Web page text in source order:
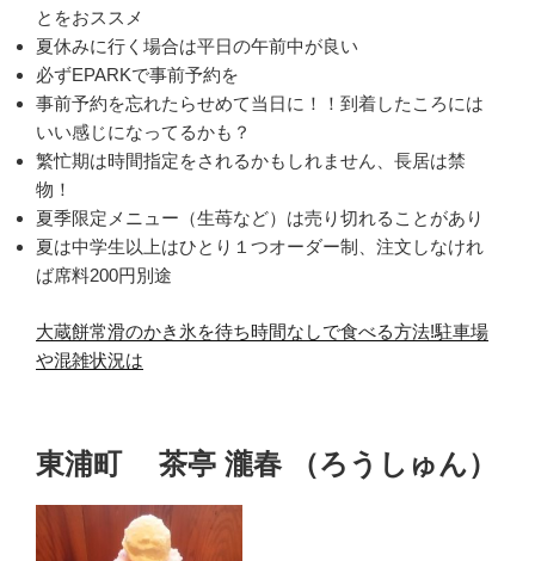
とをおススメ
夏休みに行く場合は平日の午前中が良い
必ずEPARKで事前予約を
事前予約を忘れたらせめて当日に！！到着したころには
いい感じになってるかも？
繁忙期は時間指定をされるかもしれません、長居は禁
物！
夏季限定メニュー（生苺など）は売り切れることがあり
夏は中学生以上はひとり１つオーダー制、注文しなけれ
ば席料200円別途
大蔵餅常滑のかき氷を待ち時間なしで食べる方法!駐車場
や混雑状況は
東浦町 茶亭 瀧春 （ろうしゅん）